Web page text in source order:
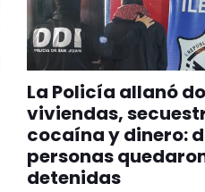
La Policía allanó
viviendas,
cocaína y dinero:
personas
detenidas